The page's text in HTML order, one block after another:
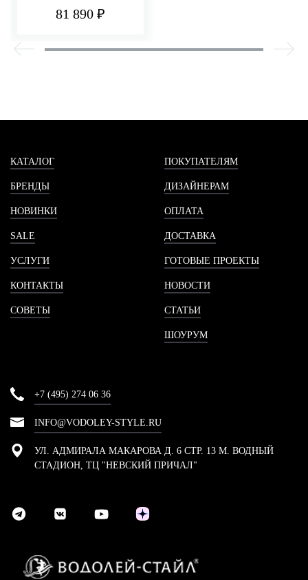
ПОТРЕБИТЕЛЯ Q30
81 890 ₽
КАТАЛОГ
БРЕНДЫ
НОВИНКИ
SALE
УСЛУГИ
КОНТАКТЫ
СОВЕТЫ
ПОКУПАТЕЛЯМ
ДИЗАЙНЕРАМ
ОПЛАТА
ДОСТАВКА
ГОТОВЫЕ ПРОЕКТЫ
НОВОСТИ
СТАТЬИ
ШОУРУМ
+7 (495) 274 06 36
INFO@VODOLEY-STYLE.RU
УЛ. АДМИРАЛА МАКАРОВА Д. 6 СТР. 13 М. ВОДНЫЙ
СТАДИОН, ТЦ "НЕВСКИЙ ПРИЧАЛ"